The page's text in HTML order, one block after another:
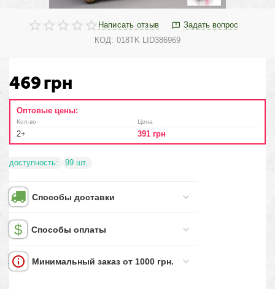
Написать отзыв
Задать вопрос
КОД: 018TK LID386969
469грн
Оптовые цены:
Кол-во
2+
Цена
391 грн
доступность: 99 шт.
Способы доставки
Способы оплаты
Минимальный заказ от 1000 грн.